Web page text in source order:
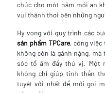
chúc cho một năm mới an
vui thảnh thơi bên những
Hy vọng với quy trình các
sản phẩm TPCare, công việc
không còn là gánh nặng,
sóc tổ ấm đầy thú vị. Một
không chỉ giúp tinh thần
tuyệt vời nhất để mời gọi